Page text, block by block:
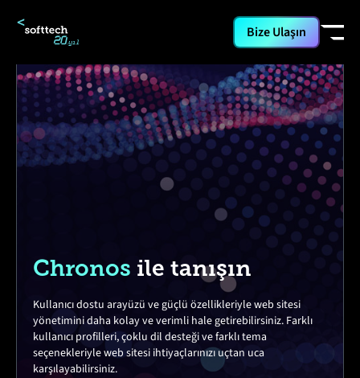
Bize Ulaşın
Chronos ile tanışın
Kullanıcı dostu arayüzü ve güçlü özellikleriyle web sitesi
yönetimini daha kolay ve verimli hale getirebilirsiniz. Farklı
kullanıcı profilleri, çoklu dil desteği ve farklı tema
seçenekleriyle web sitesi ihtiyaçlarınızı uçtan uca
karşılayabilirsiniz.